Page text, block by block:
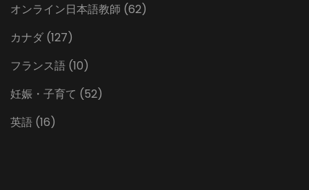
オンライン日本語教師 (62)
カナダ (127)
フランス語 (10)
妊娠・子育て (52)
英語 (16)